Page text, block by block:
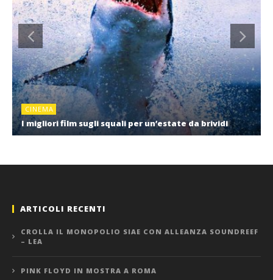
CINEMA
I migliori film sugli squali per un’estate da brividi
ARTICOLI RECENTI
CROLLA IL MONOPOLIO SIAE CON ALLEANZA SOUNDREEF
– LEA
PINK FLOYD IN MOSTRA A ROMA